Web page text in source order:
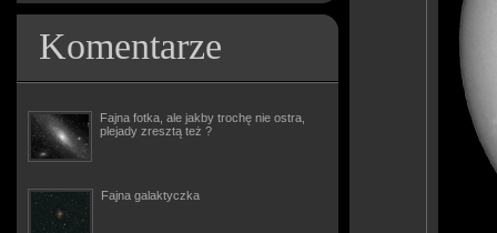
Komentarze
Fajna fotka, ale jakby trochę nie ostra,
plejady zresztą też ?
Fajna galaktyczka